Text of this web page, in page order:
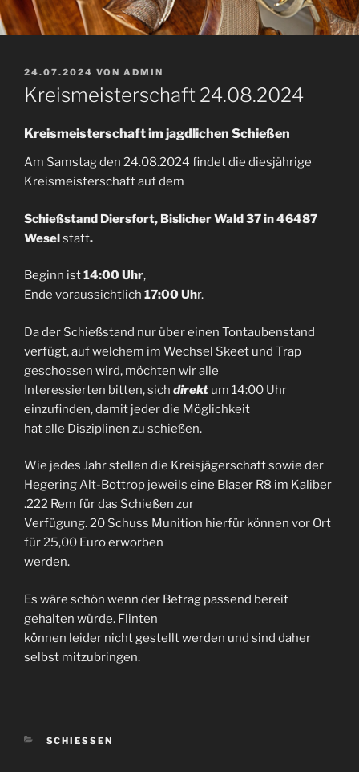
VERÖFFENTLICHT
AM
24.07.2024 VON ADMIN
Kreismeisterschaft 24.08.2024
Kreismeisterschaft im jagdlichen Schießen
Am Samstag den 24.08.2024 findet die diesjährige
Kreismeisterschaft auf dem
Schießstand Diersfort, Bislicher Wald 37 in 46487
Weselstatt.
Beginn ist14:00 Uhr,
Ende voraussichtlich 17:00 Uhr.
Da der Schießstand nur über einen Tontaubenstand
verfügt, auf welchem im Wechsel Skeet und Trap
geschossen wird, möchten wir alle
Interessierten bitten, sich direkt um 14:00 Uhr
einzufinden, damit jeder die Möglichkeit
hat alle Disziplinen zu schießen.
Wie jedes Jahr stellen die Kreisjägerschaft sowie der
Hegering Alt-Bottrop jeweils eine Blaser R8 im Kaliber
.222 Rem für das Schießen zur
Verfügung. 20 Schuss Munition hierfür können vor Ort
für 25,00 Euro erworben
werden.
Es wäre schön wenn der Betrag passend bereit
gehalten würde. Flinten
können leider nicht gestellt werden und sind daher
selbst mitzubringen.
KATEGORIEN
SCHIESSEN